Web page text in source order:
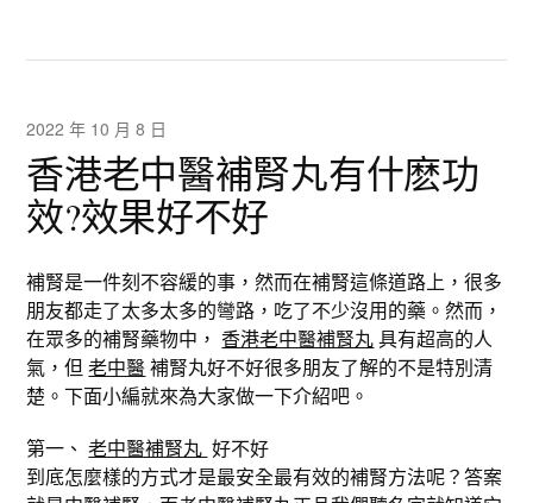
2022 年 10 月 8 日
香港老中醫補腎丸有什麽功
效?效果好不好
補腎是一件刻不容緩的事，然而在補腎這條道路上，很多
朋友都走了太多太多的彎路，吃了不少沒用的藥。然而，
在眾多的補腎藥物中，香港老中醫補腎丸具有超高的人
氣，但老中醫補腎丸好不好很多朋友了解的不是特別清
楚。下面小編就來為大家做一下介紹吧。
第一、老中醫補腎丸 好不好
到底怎麼樣的方式才是最安全最有效的補腎方法呢？答案